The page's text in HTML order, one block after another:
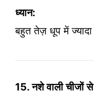
ध्यान:
बहुत तेज़ धूप में
15. नशे वाली चीजों